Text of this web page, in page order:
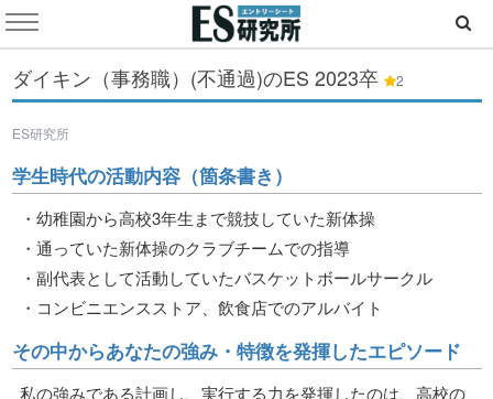
ダイキン（事務職）(不通過)のES 2023卒 2
ES研究所
学生時代の活動内容（箇条書き）
・幼稚園から高校3年生まで競技していた新体操
・通っていた新体操のクラブチームでの指導
・副代表として活動していたバスケットボールサークル
・コンビニエンスストア、飲食店でのアルバイト
その中からあなたの強み・特徴を発揮したエピソード
私の強みである計画し、実行する力を発揮したのは、高校の